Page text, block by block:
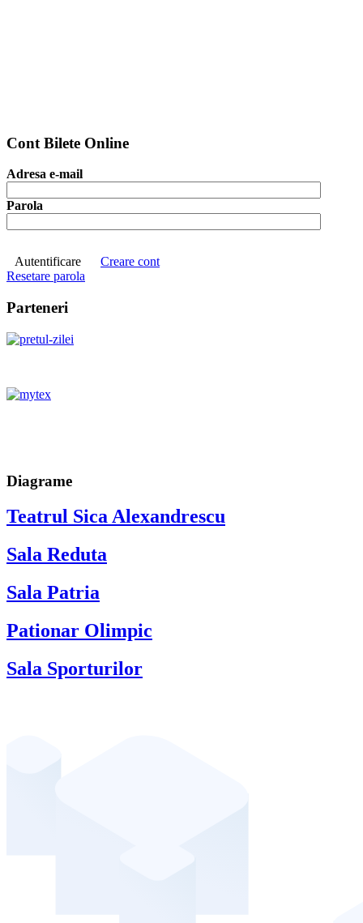
Cont Bilete Online
Adresa e-mail
Parola
Autentificare
Creare cont
Resetare parola
Parteneri
Diagrame
Teatrul Sica Alexandrescu
Sala Reduta
Sala Patria
Pationar Olimpic
Sala Sporturilor